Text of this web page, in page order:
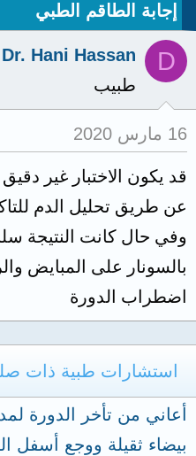
إجابة الطاقم الطبي
D
Dr. Hani Hassan
طبيب
16 مارس 2020
قد يكون الاختبار غير
عن طريق تحليل الدم
وفي حال كانت النتيجة
بالسونار على المبايض
اضطراب الدورة
استشارات طبية ذات
بيضاء ثقيلة ووجع أسفل